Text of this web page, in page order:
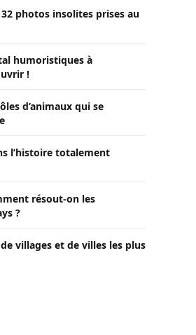
photos insolites prises au
humoristiques à
!
d’animaux qui se
l’histoire totalement
résout-on les
?
villages et de villes les plus